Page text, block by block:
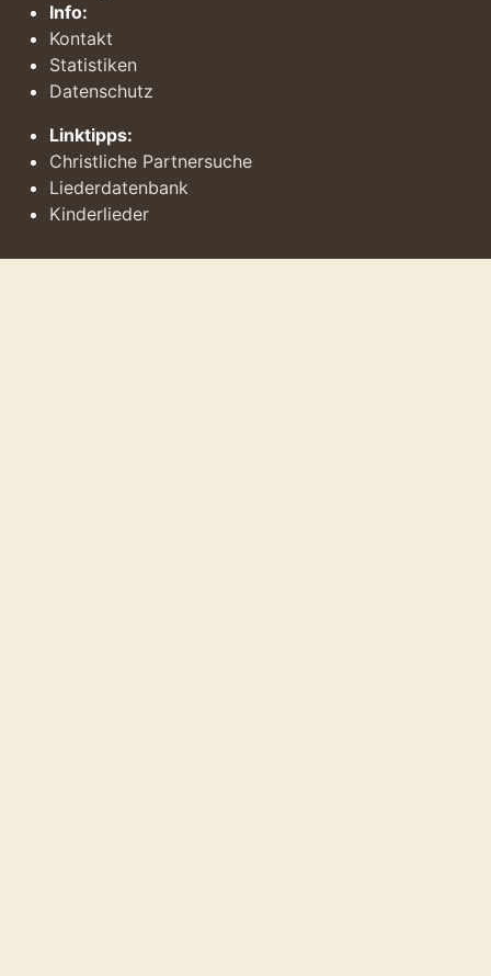
Info:
Kontakt
Statistiken
Datenschutz
Linktipps:
Christliche Partnersuche
Liederdatenbank
Kinderlieder